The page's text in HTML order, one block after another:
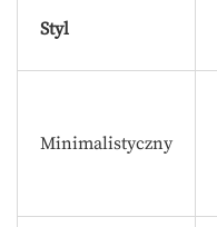
Styl
Minimalistyczny